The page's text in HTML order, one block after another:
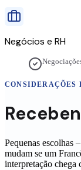
Negócios e RH
Pequenas escolhas
mudam se um
interpretação chega